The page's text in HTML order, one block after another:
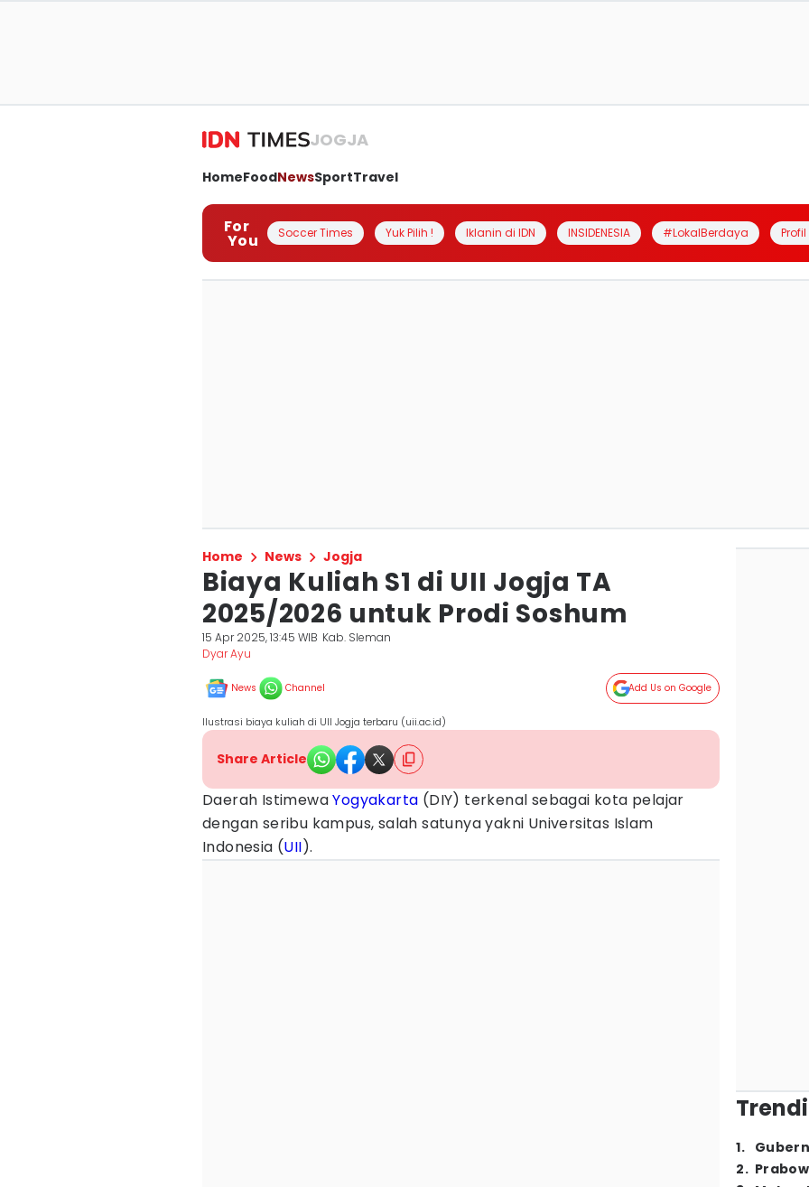
JOGJA
HomeFoodNewsSportTravel
For
You Soccer Times Yuk Pilih ! Iklanin di IDN INSIDENESIA #LokalBerdaya
Home News Jogja
Biaya Kuliah S1 di UII Jogja TA
2025/2026 untuk Prodi Soshum
15 Apr 2025, 13:45 WIB Kab. Sleman
Dyar Ayu
News Channel Add Us on Google
Ilustrasi biaya kuliah di UII Jogja terbaru (uii.ac.id)
Share Article
Daerah IstimewaYogyakarta (DIY) terkenal sebagai kota pelajar
dengan seribu kampus, salah satunya yakni Universitas Islam
Indonesia (UII).
1.
2.